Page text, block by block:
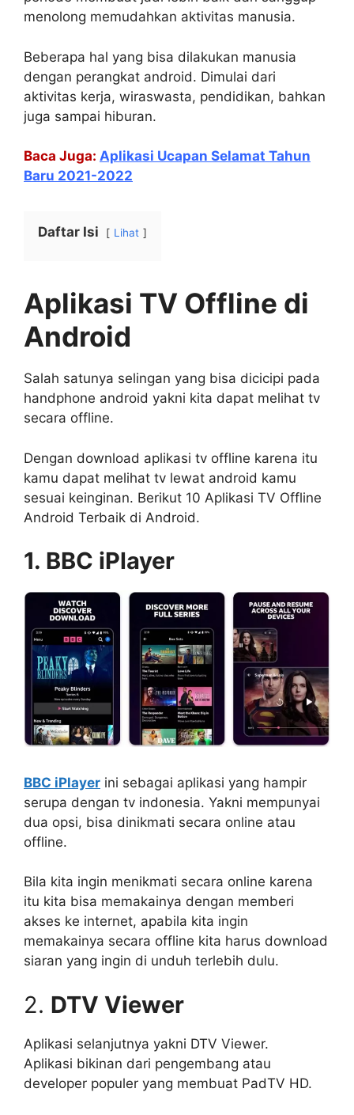
menolong memudahkan aktivitas manusia.
Beberapa hal yang bisa dilakukan manusia
dengan perangkat android. Dimulai dari
aktivitas kerja, wiraswasta, pendidikan, bahkan
juga sampai hiburan.
Baca Juga: Aplikasi Ucapan Selamat Tahun
Baru 2021-2022
Daftar Isi Lihat
Aplikasi TV Offline di
Android
Salah satunya selingan yang bisa dicicipi pada
handphone android yakni kita dapat melihat tv
secara offline.
Dengan download aplikasi tv offline karena itu
kamu dapat melihat tv lewat android kamu
sesuai keinginan. Berikut 10 Aplikasi TV Offline
Android Terbaik di Android.
1. BBC iPlayer
BBC iPlayer ini sebagai aplikasi yang hampir
serupa dengan tv indonesia. Yakni mempunyai
dua opsi, bisa dinikmati secara online atau
offline.
Bila kita ingin menikmati secara online karena
itu kita bisa memakainya dengan memberi
akses ke internet, apabila kita ingin
memakainya secara offline kita harus download
siaran yang ingin di unduh terlebih dulu.
2. DTV Viewer
Aplikasi selanjutnya yakni DTV Viewer.
Aplikasi bikinan dari pengembang atau
developer populer yang membuat PadTV HD.